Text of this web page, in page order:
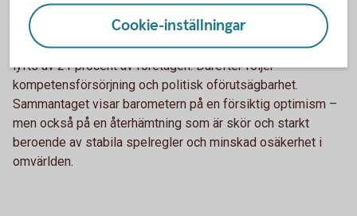
Fortsatt svag efterfrågan
Svag efterfrågan är fortsatt det största tillväxthindret och
lyfts av 21 procent av företagen. Därefter följer
kompetensförsörjning och politisk oförutsägbarhet.
Sammantaget visar barometern på en försiktig optimism –
men också på en återhämtning som är skör och starkt
beroende av stabila spelregler och minskad osäkerhet i
omvärlden.
Cookie-inställningar